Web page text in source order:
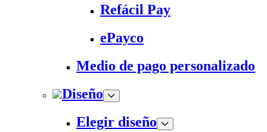
Refácil Pay
ePayco
Medio de pago personalizado
Diseño
Elegir diseño